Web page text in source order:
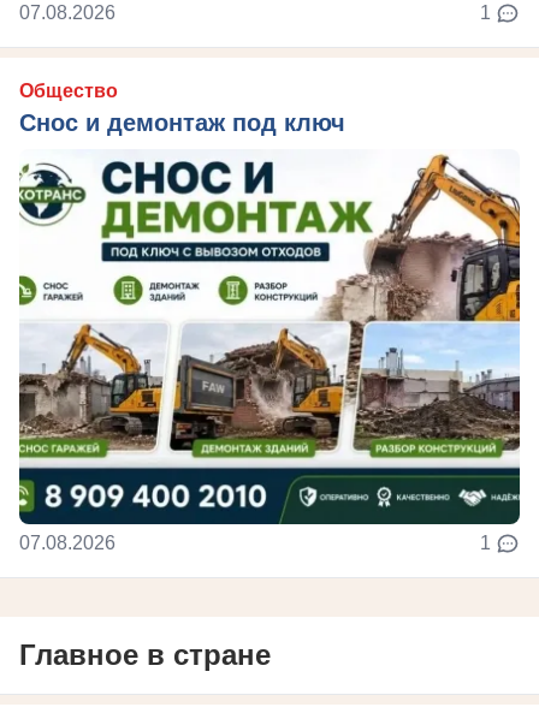
07.08.2026 1
Общество
Снос и демонтаж под ключ
07.08.2026 1
Главное в стране